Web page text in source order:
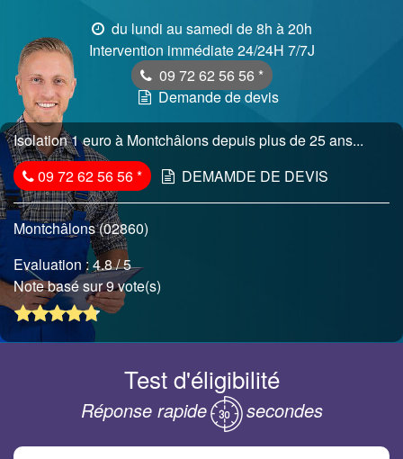
du lundi au samedi de 8h à 20h
Intervention immédiate 24/24H 7/7J
09 72 62 56 56 *
Demande de devis
Isolation 1 euro à Montchâlons depuis plus de 25 ans...
09 72 62 56 56* DEMAMDE DE DEVIS
Montchâlons (02860)
Evaluation :4.8/ 5
Note basé sur 9 vote(s)
Test d'éligibilité
Réponse rapide secondes